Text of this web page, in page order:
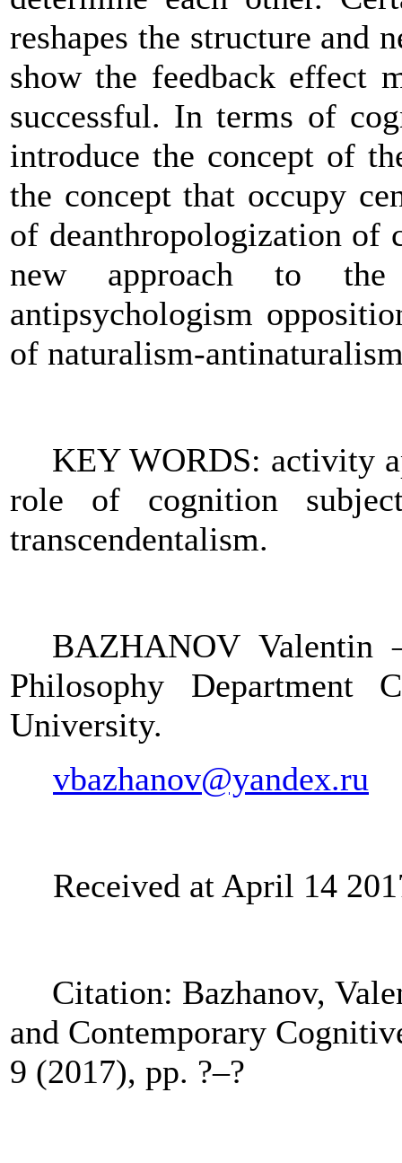
reshapes the structure and
show the feedback effect
successful. In terms of
introduce the concept of
the concept that occupy
of deanthropologization of
new approach to the
antipsychologism
of naturalism-
KEY WORDS: activity
role of cognition
transcendentalism.
BAZHANOV Valentin
Philosophy Department
University.
vbazhanov@yandex.ru
Received at April 14
Citation: Bazhanov,
and Contemporary
9 (2017), pp. ?–?